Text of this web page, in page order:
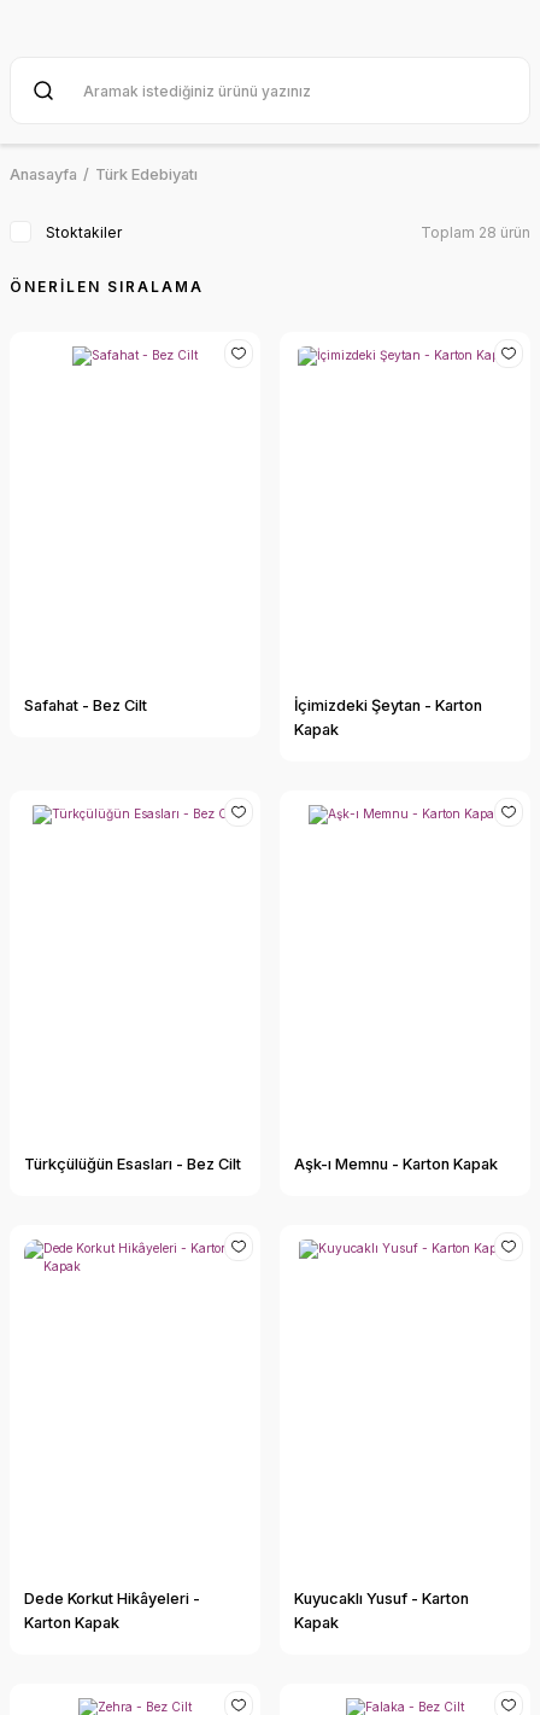
Anasayfa Türk Edebiyatı
Stoktakiler Toplam 28 ürün
Safahat - Bez Cilt
İçimizdeki Şeytan - Karton
Kapak
Türkçülüğün Esasları - Bez Cilt Aşk-ı Memnu - Karton Kapak
Dede Korkut Hikâyeleri -
Karton Kapak
Kuyucaklı Yusuf - Karton
Kapak